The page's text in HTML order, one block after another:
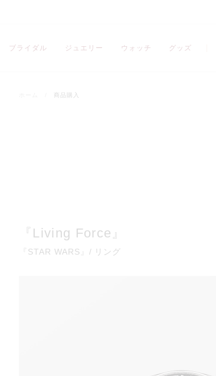
ブライダル ジュエリー ウォッチ グッズ
商品購入
『Living Force』
『STAR WARS』/ リング